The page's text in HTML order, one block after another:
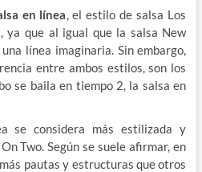
en línea, el estilo de salsa Los
ya que al igual que la salsa New
línea imaginaria. Sin embargo,
entre ambos estilos, son los
se baila en tiempo 2, la salsa en
se considera más estilizada y
Two. Según se suele afirmar, en
pautas y estructuras que otros